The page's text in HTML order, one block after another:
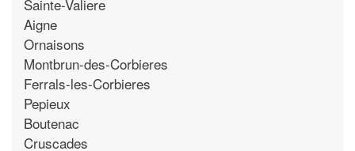
Sainte-Valiere
Aigne
Ornaisons
Montbrun-des-Corbieres
Ferrals-les-Corbieres
Pepieux
Boutenac
Cruscades